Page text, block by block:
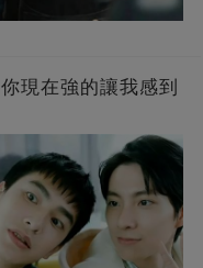
現在強的讓我感到